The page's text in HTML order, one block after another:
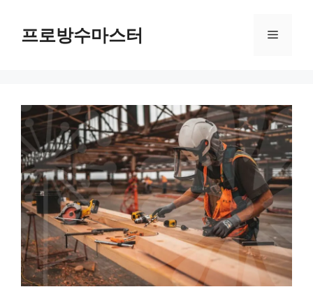
프로방수마스터 메